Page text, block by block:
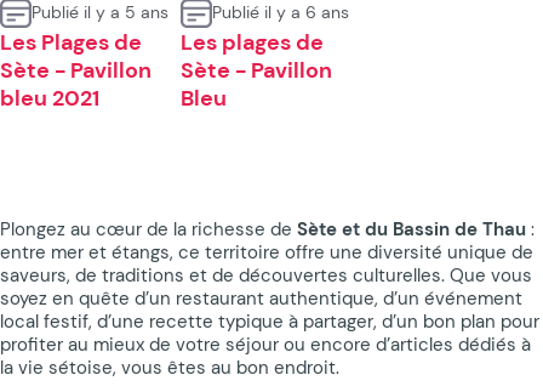
Publié il y a 5 ans
Les Plages de
Sète - Pavillon
bleu 2021
Publié il y a 6 ans
Les plages de
Sète - Pavillon
Bleu
Plongez au cœur de la richesse de Sète et du Bassin de Thau :
entre mer et étangs, ce territoire offre une diversité unique de
saveurs, de traditions et de découvertes culturelles. Que vous
soyez en quête d’un restaurant authentique, d’un événement
local festif, d’une recette typique à partager, d’un bon plan pour
profiter au mieux de votre séjour ou encore d’articles dédiés à
la vie sétoise, vous êtes au bon endroit.